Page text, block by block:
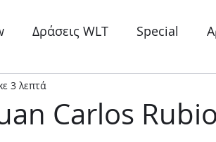
Δράσεις WLT Special
Κοινωνικό
Carlos
3 λεπτά